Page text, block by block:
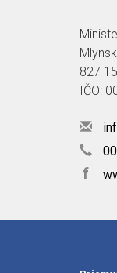
827
IČO:
f